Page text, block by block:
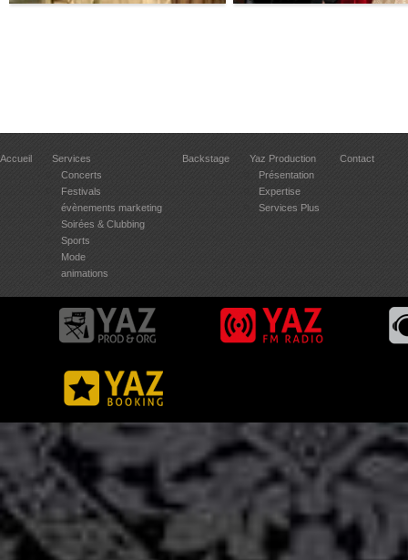
Accueil
Services
Concerts
Festivals
évènements marketing
Soirées & Clubbing
Sports
Mode
animations
Backstage
Yaz Production
Présentation
Expertise
Services Plus
Contact